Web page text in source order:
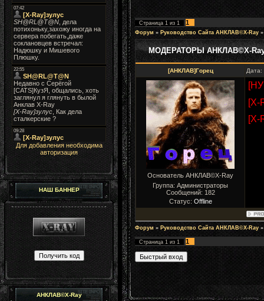
Для добавления необходима
авторизация
НАШ БАННЕР
АНКЛАВ©X-Ray
Страница 1 из 1 1
Форум » Руководство Сайта АНКЛАВ©X-Ray »
МОДЕРАТОРЫ АНКЛАВ©X-
[АНКЛАВ]Горец
Основатель АНКЛАВ©X-Ray
Группа: Администраторы
Сообщений: 182
Статус: Offline
[X-
[X-
Форум » Руководство Сайта АНКЛАВ©X-Ray »
Страница 1 из 1 1